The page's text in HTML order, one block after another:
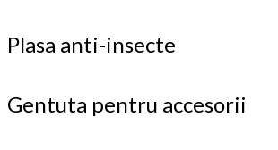
Plasa anti-insecte
Gentuta pentru accesorii